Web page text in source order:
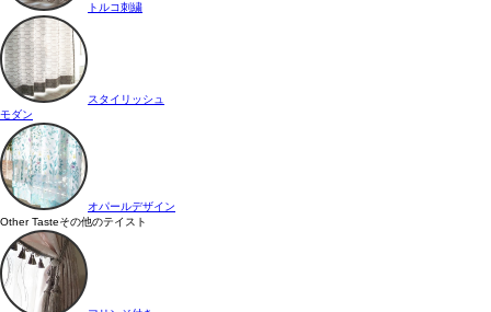
トルコ刺繍
スタイリッシュ
モダン
オパールデザイン
Other Tasteその他のテイスト